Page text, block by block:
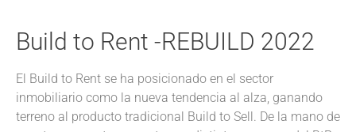
Build to Rent -REBUILD 2022
El Build to Rent se ha posicionado en el sector
inmobiliario como la nueva tendencia al alza, ganando
terreno al producto tradicional Build to Sell. De la mano de